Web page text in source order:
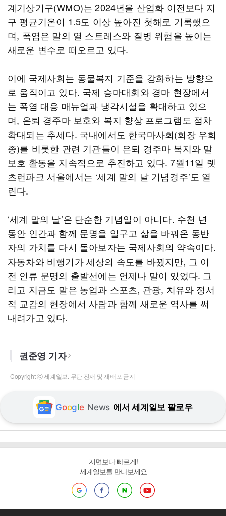
계기상기구(WMO)는 2024년을 산업화 이전보다 지
구 평균기온이 1.5도 이상 높아진 첫해로 기록했으
며, 폭염은 말의 열 스트레스와 질병 위험을 높이는
새로운 변수로 떠오르고 있다.
이에 국제사회는 동물복지 기준을 강화하는 방향으
로 움직이고 있다. 국제 승마대회와 경마 현장에서
는 폭염 대응 매뉴얼과 냉각시설을 확대하고 있으
며, 은퇴 경주마 보호와 복지 향상 프로그램도 점차
확대되는 추세다. 국내에서도 한국마사회(회장 우희
종)를 비롯한 관련 기관들이 은퇴 경주마 복지와 말
보호 활동을 지속적으로 추진하고 있다. 7월11일 렛
츠런파크 서울에서는 ‘세계 말의 날 기념경주’도 열
린다.
‘세계 말의 날’은 단순한 기념일이 아니다. 수천 년
동안 인간과 함께 문명을 일구고 삶을 바꿔온 동반
자의 가치를 다시 돌아보자는 국제사회의 약속이다.
자동차와 비행기가 세상의 속도를 바꿨지만, 그 이
전 인류 문명의 출발선에는 언제나 말이 있었다. 그
리고 지금도 말은 농업과 스포츠, 관광, 치유와 정서
적 교감의 현장에서 사람과 함께 새로운 역사를 써
내려가고 있다.
권준영 기자
Copyright ⓒ 세계일보. 무단 전재 및 재배포 금지
Google News 에서 세계일보 팔로우
지면보다 빠르게!
세계일보를 만나보세요